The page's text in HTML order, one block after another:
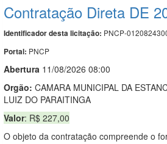
Contratação Direta DE
Identificador desta licitação: PNCP-
Portal: PNCP
Abertura 11/08/2026 08:00
Orgão: CAMARA MUNICIPAL DA
LUIZ DO PARAITINGA
Valor: R$ 227,00
O objeto da contratação compreende o